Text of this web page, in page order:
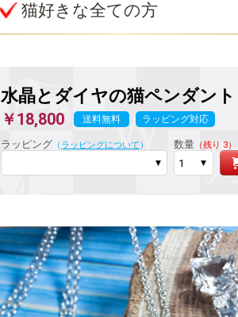
猫好きな全ての方
水晶とダイヤの猫ペンダント
￥18,800 送料無料 ラッピング対応
ラッピング （ ラッピングについて ） 数量（残り 3）